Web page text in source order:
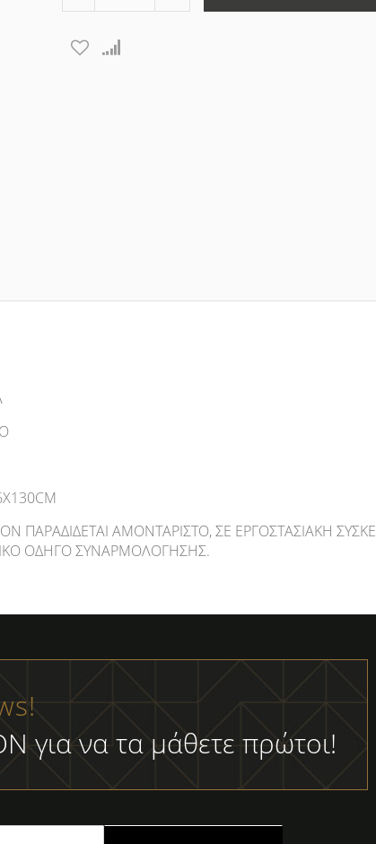
κατά
1
ΠΑΡΑΔΊΔΕΤΑΙ ΑΜΟΝΤΆΡΙΣΤΟ, ΣΕ ΕΡΓΟΣΤΑΣΙΑΚΉ
ΟΔΗΓΌ ΣΥΝΑΡΜΟΛΌΓΗΣΗΣ.
για να τα μάθετε πρώτοι!